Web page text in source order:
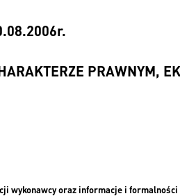
PRAWNYM,
wykonawcy oraz informacje i